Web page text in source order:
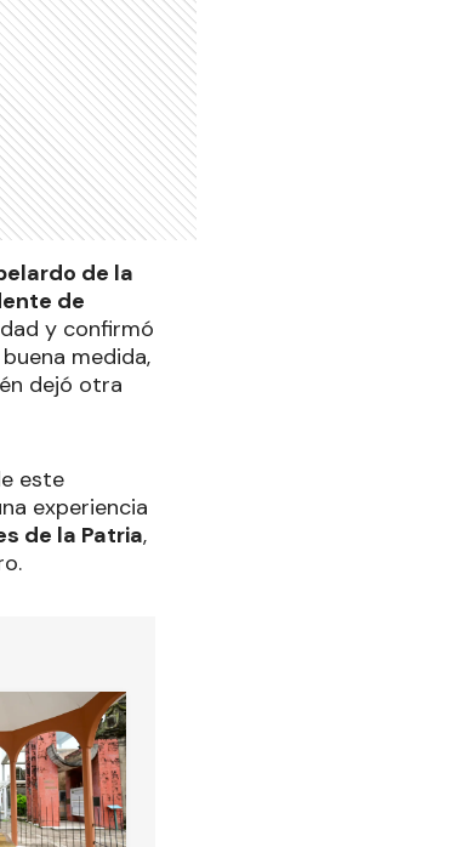
de la
de
y confirmó
medida,
dejó otra
este
experiencia
de la Patria,